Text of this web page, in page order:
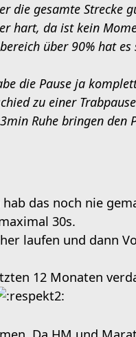
die gesamte Strecke
hart, da ist kein
über 90% hat es
die Pause ja
zu einer
Ruhe bringen den
das noch nie
30s.
laufen und dann
12 Monaten